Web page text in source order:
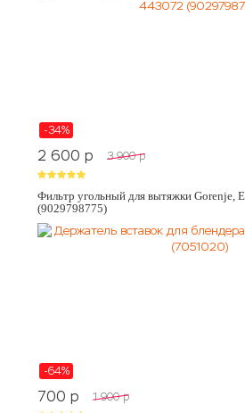
-34%
2 600 p 3 900 p
Фильтр угольный для вытяжки Gorenje,
(9029798775)
-64%
700 p 1 900 p